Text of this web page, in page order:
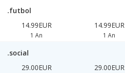
.futbol
14.99EUR
1 An
14.99EUR
1 An
.social
29.00EUR
29.00EUR